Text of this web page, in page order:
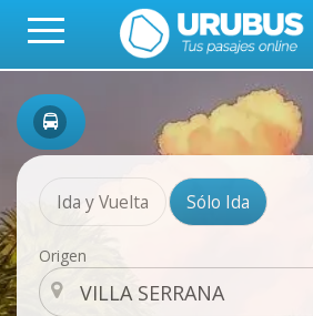
Ida y Vuelta Sólo Ida
Origen